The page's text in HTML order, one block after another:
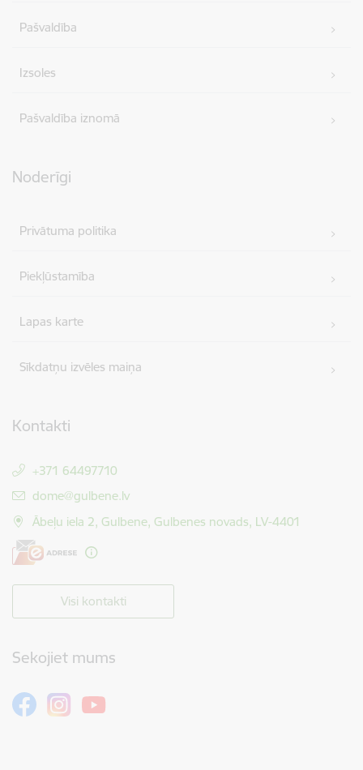
Pašvaldība
Izsoles
Pašvaldība iznomā
Noderīgi
Privātuma politika
Piekļūstamība
Lapas karte
Sīkdatņu izvēles maiņa
Kontakti
+371 64497710
E-pasts:
dome@gulbene.lv
Ābeļu iela 2, Gulbene, Gulbenes novads, LV-4401
Visi kontakti
Sekojiet mums